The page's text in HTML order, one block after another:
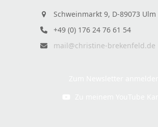
Schweinmarkt 9, D-89073 Ulm
+49 (0) 176 24 76 61 54
mail@christine-brekenfeld.de